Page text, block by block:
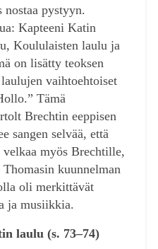
nostaa pystyyn.
Kapteeni Katin
Koululaisten laulu ja
on lisätty teoksen
vaihtoehtoiset
Tämä
Brechtin eeppisen
sangen selvää, että
myös Brechtille,
kuunnelman
oli merkittävät
ja musiikkia.
laulu (s. 73–74)